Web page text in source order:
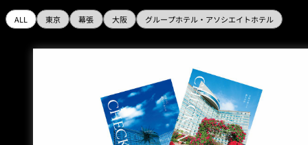
ALL 東京 幕張 大阪 グループホテル・アソシエイトホテル